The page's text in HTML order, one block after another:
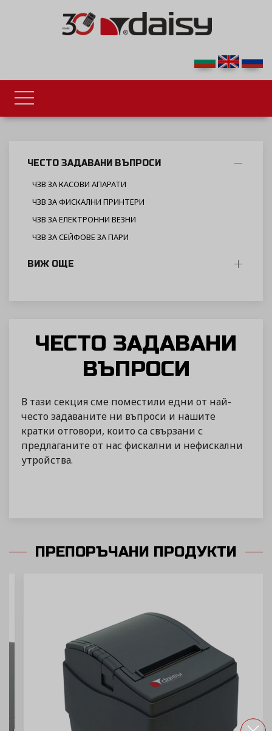
ЧЕСТО ЗАДАВАНИ ВЪПРОСИ
ЧЗВ ЗА КАСОВИ АПАРАТИ
ЧЗВ ЗА ФИСКАЛНИ ПРИНТЕРИ
ЧЗВ ЗА ЕЛЕКТРОННИ ВЕЗНИ
ЧЗВ ЗА СЕЙФОВЕ ЗА ПАРИ
ВИЖ ОЩЕ
ЧЕСТО ЗАДАВАНИ
ВЪПРОСИ
В тази секция сме поместили едни от най-
често задаваните ни въпроси и нашите
кратки отговори, които са свързани с
предлаганите от нас фискални и нефискални
утройства.
ПРЕПОРЪЧАНИ ПРОДУКТИ